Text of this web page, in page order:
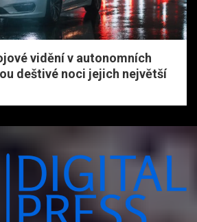
vidění v autonomních
deštivé noci jejich největší